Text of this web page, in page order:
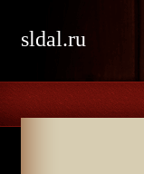
sldal.ru